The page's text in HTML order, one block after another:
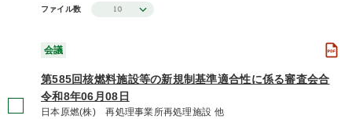
ファイル数 10
会議
第585回核燃料施設等の新規制基準適合性に係る審査会合
令和8年06月08日
日本原燃(株) 再処理事業所再処理施設 他